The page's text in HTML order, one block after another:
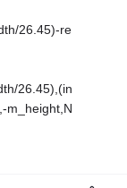
26.45)-re
26.45),(in
m_height,N